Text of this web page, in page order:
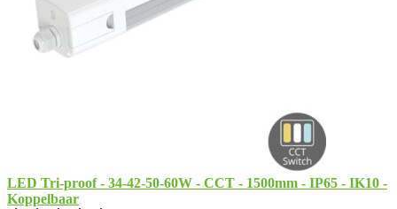
LED Tri-proof - 34-42-50-60W - CCT - 1500mm - IP65 - IK10 -
Koppelbaar